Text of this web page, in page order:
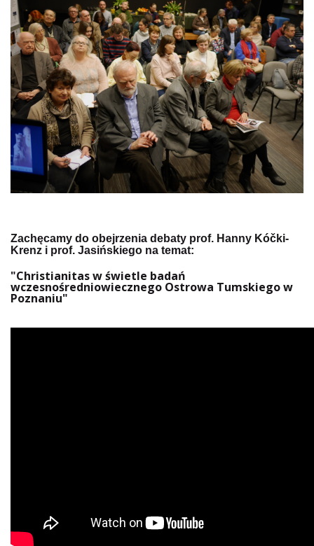
Zachęcamy do obejrzenia debaty prof. Hanny Kóčki-
Krenz i prof. Jasińskiego na temat:
"Christianitas w świetle badań
wczesnośredniowiecznego Ostrowa Tumskiego w
Poznaniu"